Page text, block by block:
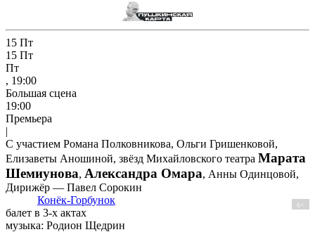
15 Пт
15 Пт
Пт
, 19:00
Большая сцена
19:00
Премьера
|
С участием Романа Полковникова, Ольги Гришенковой,
Елизаветы Аношиной, звёзд Михайловского театра Марата
Шемиунова, Александра Омара, Анны Одинцовой,
Дирижёр — Павел Сорокин
Конёк-Горбунок
6+
балет в 3-х актах
музыка: Родион Щедрин